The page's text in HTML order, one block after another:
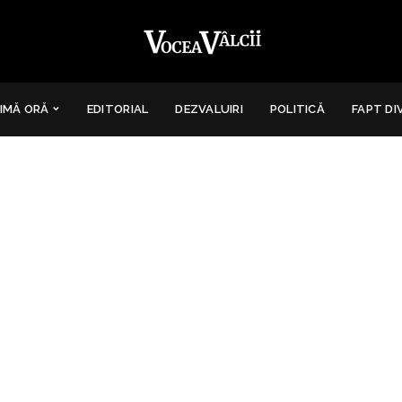
ORĂ EDITORIAL DEZVALUIRI POLITICĂ FAPT